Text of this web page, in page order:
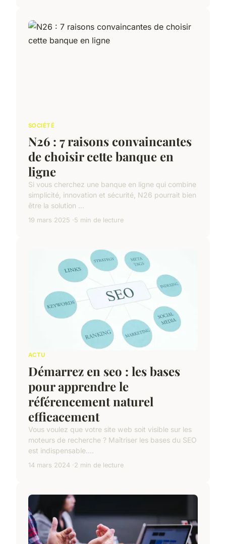
SOCIÉTÉ
N26 : 7 raisons convaincantes
de choisir cette banque en
ligne
Si vous cherchez une banque en ligne qui combine
simplicité, innovation et sécurité, N26 pourrait bien
être la solution ...
19 mars 2025 5 min de lecture
ACTU
Démarrez en seo : les bases
pour apprendre le
référencement naturel
efficacement
Vous voulez que votre site web soit visible sur les
moteurs de recherche ? Maîtriser les bases du SEO
est indispensable....
14 mars 2024 2 min de lecture